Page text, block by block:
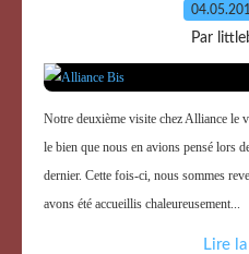
Par
Notre deuxième visite chez Alliance le
le bien que nous en avions pensé lors
dernier. Cette fois-ci, nous sommes
avons été accueillis chaleureusement...
Lire